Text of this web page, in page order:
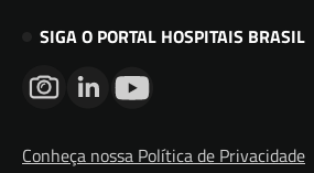
SIGA O PORTAL HOSPITAIS BRASIL
Conheça nossa Política de Privacidade